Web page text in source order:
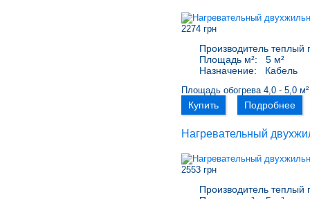
2274 грн
Производитель теплый
Площадь м²:
5 м²
Назначение:
Кабель
Площадь обогрева 4,0 - 5,0 м²
Купить Подробнее
Нагревательный
2553 грн
Производитель теплый